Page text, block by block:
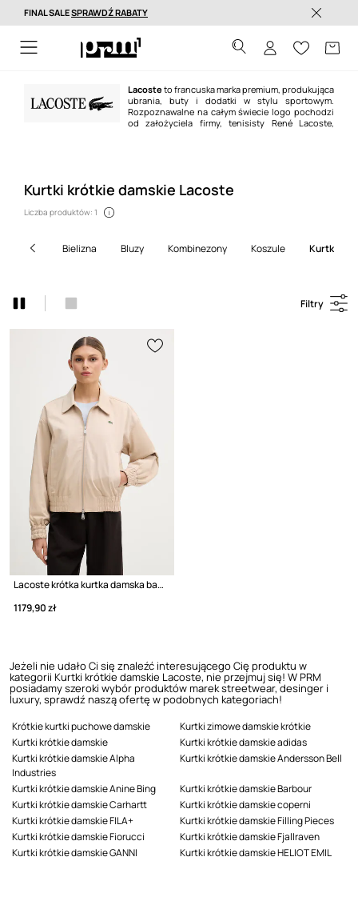
Dostawa nawet w 24h >
FINAL SALESPRAWDŹ RABATY
Lacosteto francuska marka premium, produkująca
ubrania, buty i dodatki w stylu sportowym.
Rozpoznawalne na całym świecie logo pochodzi
od założyciela firmy, tenisisty René Lacoste,
Kurtki krótkie damskie Lacoste
Liczba produktów: 1
bielizna bluzy kombinezony koszule kurtki
Filtry
Lacoste krótka kurtka damska bawełniana z elastanem
1179,90 zł
Jeżeli nie udało Ci się znaleźć interesującego Cię produktu w
kategorii Kurtki krótkie damskie Lacoste, nie przejmuj się! W PRM
posiadamy szeroki wybór produktów marek streetwear, desinger i
luxury, sprawdź naszą ofertę w podobnych kategoriach!
Krótkie kurtki puchowe damskie
Kurtki zimowe damskie krótkie
Kurtki krótkie damskie
Kurtki krótkie damskie adidas
Kurtki krótkie damskie Alpha
Industries
Kurtki krótkie damskie Andersson Bell
Kurtki krótkie damskie Anine Bing
Kurtki krótkie damskie Barbour
Kurtki krótkie damskie Carhartt
Kurtki krótkie damskie coperni
Kurtki krótkie damskie FILA+
Kurtki krótkie damskie Filling Pieces
Kurtki krótkie damskie Fiorucci
Kurtki krótkie damskie Fjallraven
Kurtki krótkie damskie GANNI
Kurtki krótkie damskie HELIOT EMIL